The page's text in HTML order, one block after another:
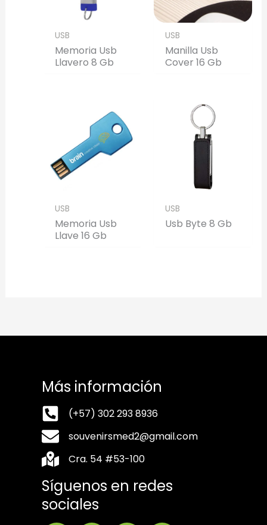
USB
Memoria Usb
Llavero 8 Gb
USB
Manilla Usb
Cover 16 Gb
USB
Memoria Usb
Llave 16 Gb
USB
Usb Byte 8 Gb
Más información
(+57) 302 293 8936
souvenirsmed2@gmail.com
Cra. 54 #53-100
Síguenos en redes
sociales